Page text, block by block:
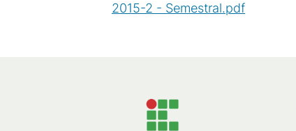
2015-2 - Semestral.pdf